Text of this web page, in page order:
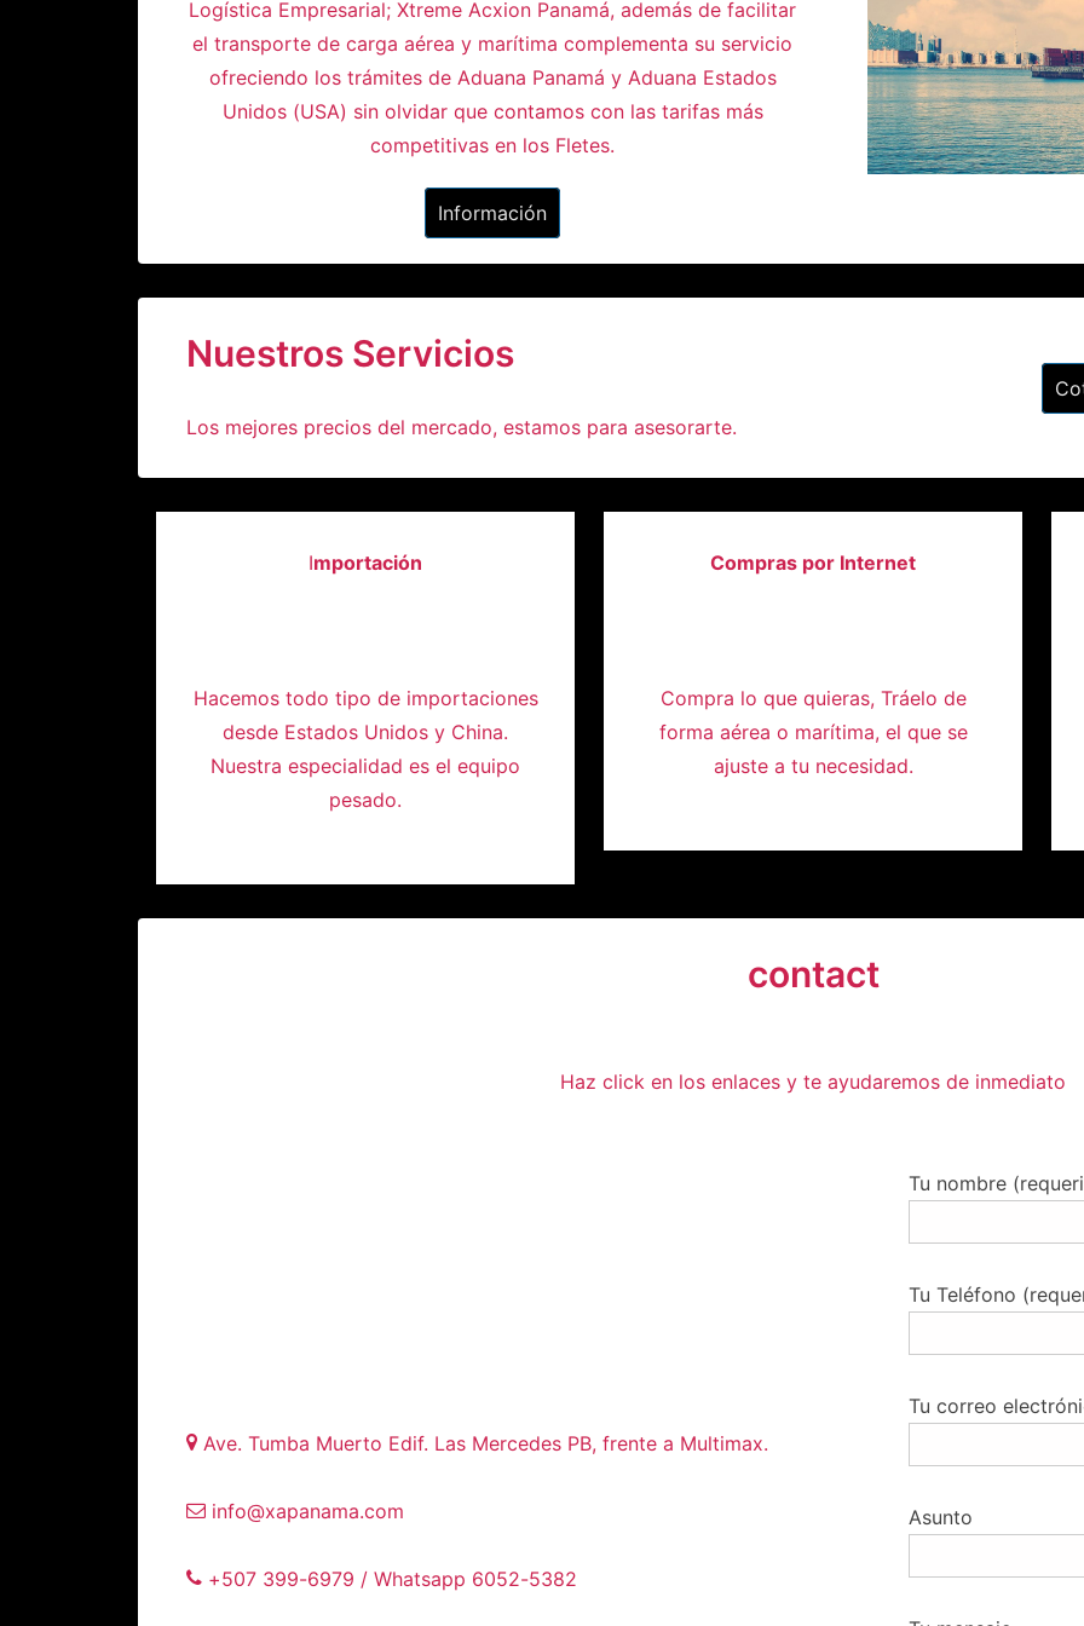
Logística Empresarial; Xtreme Acxion Panamá, además de facilitar
el transporte de carga aérea y marítima complementa su servicio
ofreciendo los trámites de Aduana Panamá y Aduana Estados
Unidos (USA) sin olvidar que contamos con las tarifas más
competitivas en los Fletes.
Información
Nuestros Servicios
Los mejores precios del mercado, estamos para asesorarte.
Importación
Hacemos todo tipo de importaciones
desde Estados Unidos y China.
Nuestra especialidad es el equipo
pesado.
Compras por Internet
Compra lo que quieras, Tráelo de
forma aérea o marítima, el que se
ajuste a tu necesidad.
contact
Haz click en los enlaces y te ayudaremos de inmediato
Ave. Tumba Muerto Edif. Las Mercedes PB, frente a Multimax.
info@xapanama.com
+507 399-6979 / Whatsapp 6052-5382
Tu nombre
Tu Teléfono
Tu correo
Asunto